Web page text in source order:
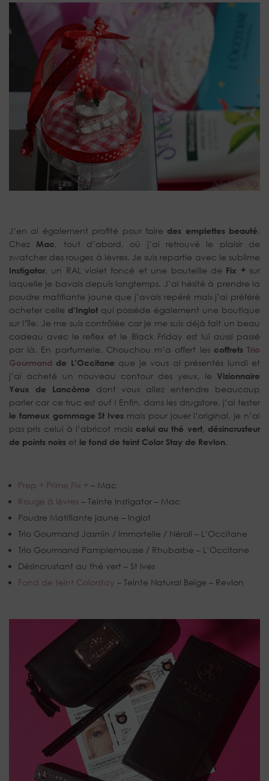
J’en ai également profité pour faire des emplettes beauté.
Chez Mac, tout d’abord, où j’ai retrouvé le plaisir de
swatcher des rouges à lèvres. Je suis repartie avec le sublime
Instigator, un RAL violet foncé et une bouteille de Fix +sur
laquelle je bavais depuis longtemps. J’ai hésité à prendre la
poudre matifiante jaune que j’avais repéré mais j’ai préféré
acheter celle d’Inglotqui possède également une boutique
sur l’île. Je me suis contrôlée car je me suis déjà fait un beau
cadeau avec le reflex et le Black Friday est lui aussi passé
par là. En parfumerie, Chouchou m’a offert les coffretsTrio
Gourmand de L’Occitane que je vous ai présentés lundi et
j’ai acheté un nouveau contour des yeux, le Visionnaire
Yeux de Lancôme dont vous allez entendre beaucoup
parler car ce truc est ouf ! Enfin, dans les drugstore, j’ai tester
le fameux gommage St Ives mais pour jouer l’original, je n’ai
pas pris celui à l’abricot mais celui au thé vert, désincrusteur
de points noirs et le fond de teint Color Stay de Revlon.
Prep + Prime Fix + – Mac
Rouge à lèvres – Teinte Instigator – Mac
Poudre Matifiante jaune – Inglot
Trio Gourmand Jasmin / Immortelle / Néroli – L’Occitane
Trio Gourmand Pamplemousse / Rhubarbe – L’Occitane
Désincrustant au thé vert – St Ives
Fond de teint Colorstay – Teinte Natural Beige – Revlon